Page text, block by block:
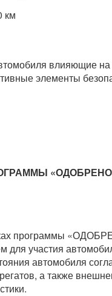
км
влияющие на
элементы
программы
для участия
автомобиля
а также